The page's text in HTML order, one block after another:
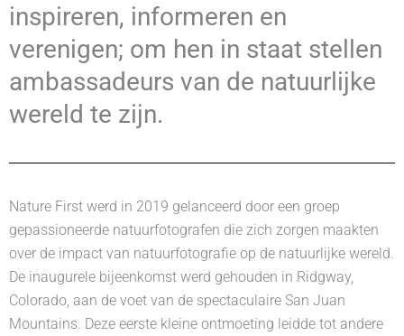
inspireren, informeren en
verenigen; om hen in staat stellen
ambassadeurs van de natuurlijke
wereld te zijn.
Nature First werd in 2019 gelanceerd door een groep
gepassioneerde natuurfotografen die zich zorgen maakten
over de impact van natuurfotografie op de natuurlijke wereld.
De inaugurele bijeenkomst werd gehouden in Ridgway,
Colorado, aan de voet van de spectaculaire San Juan
Mountains. Deze eerste kleine ontmoeting leidde tot andere